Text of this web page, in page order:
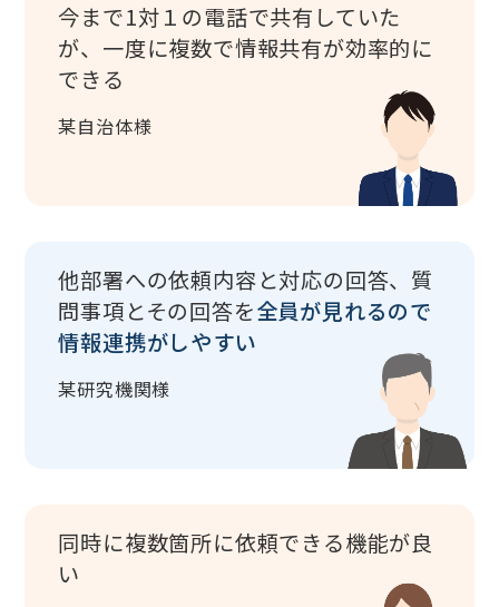
今まで1対１の電話で共有していた
が、一度に複数で情報共有が効率的に
できる
某自治体様
他部署への依頼内容と対応の回答、質
問事項とその回答を全員が見れるので
情報連携がしやすい
某研究機関様
同時に複数箇所に依頼できる機能が良
い